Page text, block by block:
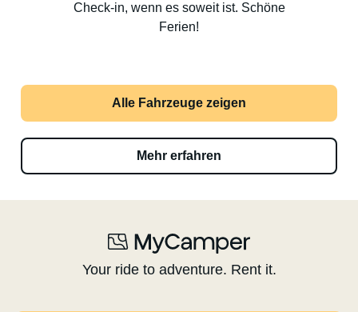
Check-in, wenn es soweit ist. Schöne
Ferien!
Alle Fahrzeuge zeigen
Mehr erfahren
Your ride to adventure. Rent it.